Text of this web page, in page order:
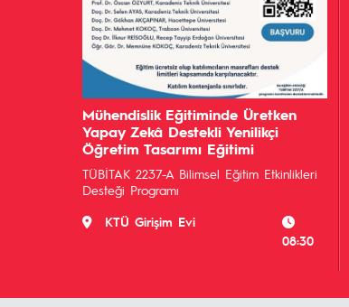
Mühendislik Eğitiminde Üretken
Yapay Zekâ Destekli Yenilikçi
Öğretim Tasarımı Eğitimi
TÜBİTAK 2237-A Bilimsel Eğitim Etkinlikleri
Desteği Programı
KTÜ Girişim Evi
08:30